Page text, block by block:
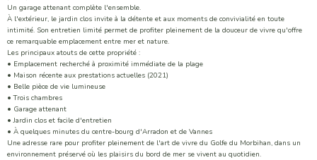
Un garage attenant complète l'ensemble.
À l'extérieur, le jardin clos invite à la détente et aux moments de convivialité en toute
intimité. Son entretien limité permet de profiter pleinement de la douceur de vivre qu'offre
ce remarquable emplacement entre mer et nature.
Les principaux atouts de cette propriété :
• Emplacement recherché à proximité immédiate de la plage
• Maison récente aux prestations actuelles (2021)
• Belle pièce de vie lumineuse
• Trois chambres
• Garage attenant
• Jardin clos et facile d'entretien
• À quelques minutes du centre-bourg d'Arradon et de Vannes
Une adresse rare pour profiter pleinement de l'art de vivre du Golfe du Morbihan, dans un
environnement préservé où les plaisirs du bord de mer se vivent au quotidien.